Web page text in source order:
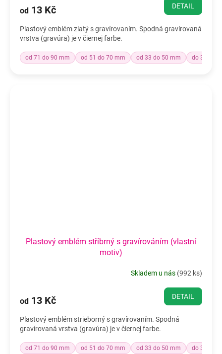
od 13 Kč DETAIL
Plastový emblém zlatý s gravírovaním. Spodná gravírovaná
vrstva (gravúra) je v čiernej farbe.
od 71 do 90 mm od 51 do 70 mm od 33 do 50 mm do 32 mm
Plastový emblém stříbrný s gravírováním (vlastní
motiv)
Skladem u nás (992 ks)
od 13 Kč DETAIL
Plastový emblém strieborný s gravírovaním. Spodná
gravírovaná vrstva (gravúra) je v čiernej farbe.
od 71 do 90 mm od 51 do 70 mm od 33 do 50 mm do 32 mm